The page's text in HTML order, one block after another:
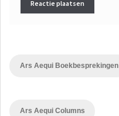
Ars Aequi Boekbesprekingen
Ars Aequi Columns